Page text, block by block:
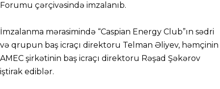
Forumu çərçivəsində imzalanıb.
İmzalanma mərasimində “Caspian Energy Club”ın sədri
və qrupun baş icraçı direktoru Telman Əliyev, həmçinin
AMEC şirkətinin baş icraçı direktoru Rəşad Şəkərov
iştirak ediblər.